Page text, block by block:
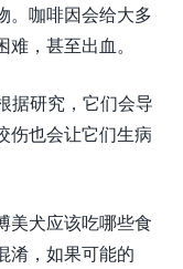
。咖啡因会给大多
，甚至出血。
据研究，它们会导
伤也会让它们生病
美犬应该吃哪些食
淆，如果可能的